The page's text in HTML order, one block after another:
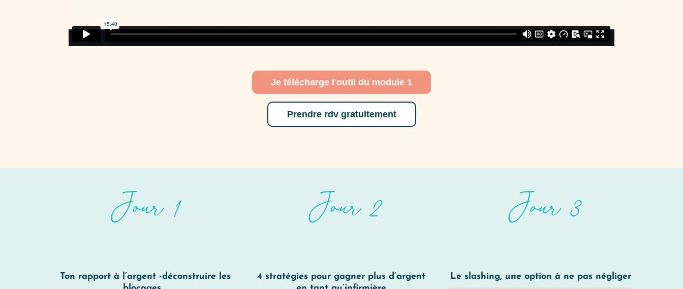
Je télécharge l'outil du module 1
Prendre rdv gratuitement
Jour 1
Ton rapport à l’argent -déconstruire les
Jour 2
4 stratégies pour gagner plus d’argent
Jour 3
Le slashing, une option à ne pas négliger